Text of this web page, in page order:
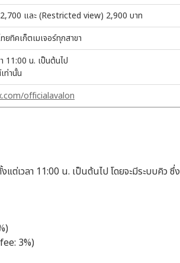
และ (Restricted view) 2,900 บาท
ยทิคเก็ตเมเจอร์ทุกสาขา
11:00 น. เป็นต้นไป
ท่านั้น
officialavalon
แต่เวลา 11:00 น. เป็นต้นไป โดยจะมีระบบคิว ซึ่ง
3%)